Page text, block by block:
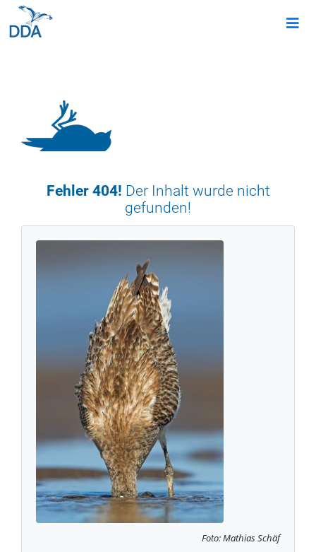
Fehler 404! Der Inhalt wurde nicht
gefunden!
Foto: Mathias Schäf